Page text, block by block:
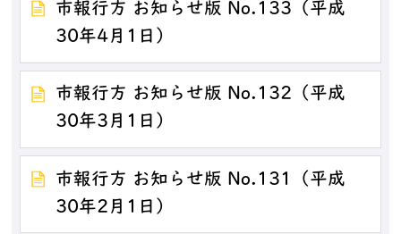
市報行方 お知らせ版 No.133（平成
30年4月1日）
市報行方 お知らせ版 No.132（平成
30年3月1日）
市報行方 お知らせ版 No.131（平成
30年2月1日）